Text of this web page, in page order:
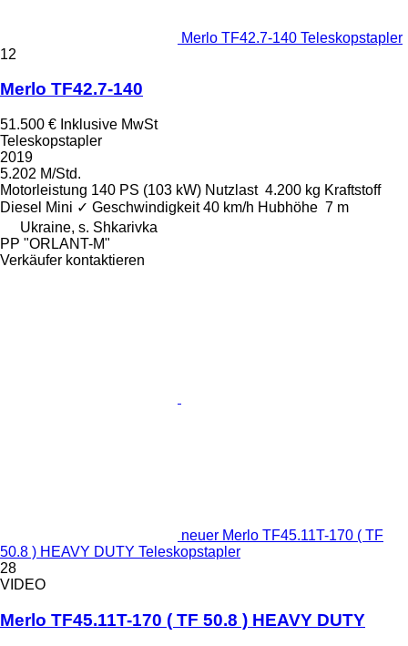
Merlo TF42.7-140 Teleskopstapler
12
Merlo TF42.7-140
51.500 € Inklusive MwSt
Teleskopstapler
2019
5.202 M/Std.
Motorleistung 140 PS (103 kW) Nutzlast 4.200 kg Kraftstoff
Diesel Mini ✓ Geschwindigkeit 40 km/h Hubhöhe 7 m
Ukraine, s. Shkarivka
PP "ORLANT-M"
Verkäufer kontaktieren
neuer Merlo TF45.11T-170 ( TF
50.8 ) HEAVY DUTY Teleskopstapler
28
VIDEO
Merlo TF45.11T-170 ( TF 50.8 ) HEAVY DUTY